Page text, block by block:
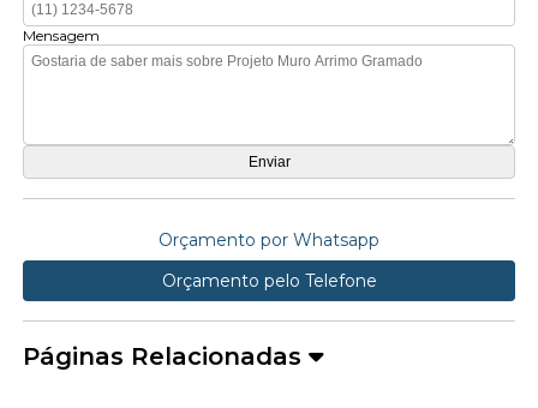
Mensagem
Orçamento por Whatsapp
Orçamento pelo Telefone
Páginas Relacionadas